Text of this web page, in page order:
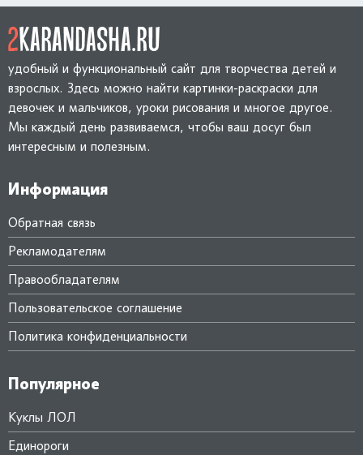
удобный и функциональный сайт для творчества детей и
взрослых. Здесь можно найти картинки-раскраски для
девочек и мальчиков, уроки рисования и многое другое.
Мы каждый день развиваемся, чтобы ваш досуг был
интересным и полезным.
Информация
Обратная связь
Рекламодателям
Правообладателям
Пользовательское соглашение
Политика конфиденциальности
Популярное
Куклы ЛОЛ
Единороги